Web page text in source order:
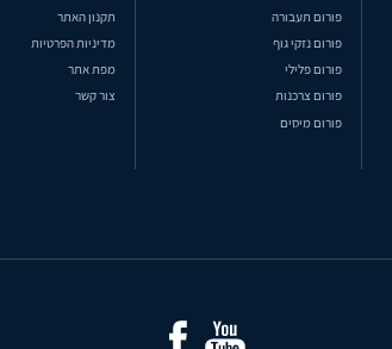
פורום תעבורה
פורום נזקי גוף
פורום פלילי
פורום צרכנות
פורום מיסים
תקנון האתר
מדיניות הפרטיות
מפת אתר
צור קשר